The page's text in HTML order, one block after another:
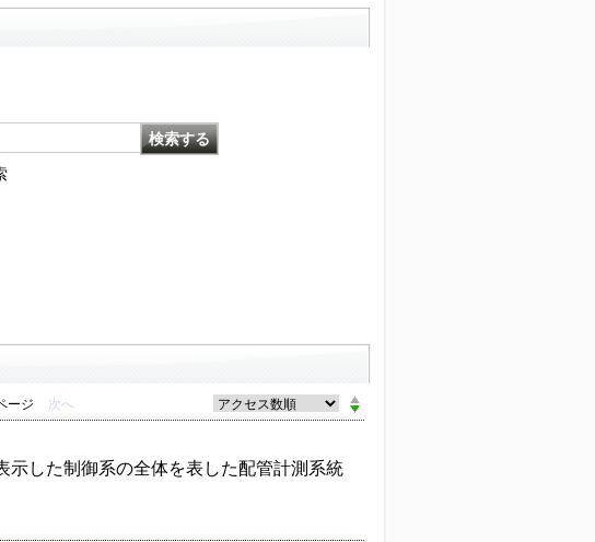
ージ 次へ
した制御系の全体を表した配管計測系統